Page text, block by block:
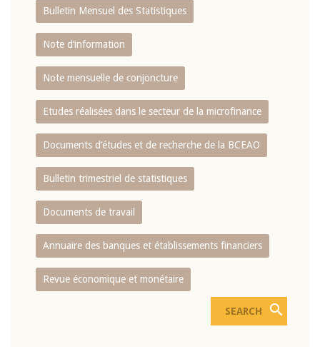
Bulletin Mensuel des Statistiques
Note d’information
Note mensuelle de conjoncture
Etudes réalisées dans le secteur de la microfinance
Documents d’études et de recherche de la BCEAO
Bulletin trimestriel de statistiques
Documents de travail
Annuaire des banques et établissements financiers
Revue économique et monétaire